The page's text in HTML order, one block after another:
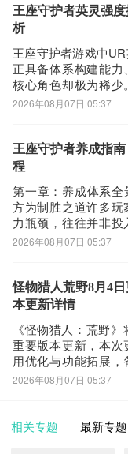
格迥异的造型可自
与角色张力。《biubiu
王座守护者英灵强
析
王座守护者游戏中
正具备体系构建能
核心角色却极为稀
英灵——天谴暴君、
覆盖前排承伤、后
队续航与DOT爆发等
2026年08月07日 05:37
王座守护者养成指
程
第一章：养成体系
方为制胜之道许多
力瓶颈，往往并非
成策略失衡所致——
同、环环相扣，任
体战力出现结构性短
2026年08月07日 05:37
怪物猎人荒野8月4
本更新详情
《怪物猎人：荒野
重要版本更新，本
用优化与功能拓展
关注的是，由于游戏
体体验。针对此类网
2026年08月07日 05:37
相关专题 最新专题